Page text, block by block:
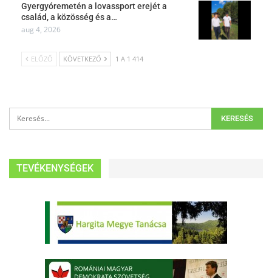
Gyergyóremetén a lovassport erejét a
család, a közösség és a…
aug 4, 2026
ELŐZŐ KÖVETKEZŐ 1 A 1 414
TEVÉKENYSÉGEK